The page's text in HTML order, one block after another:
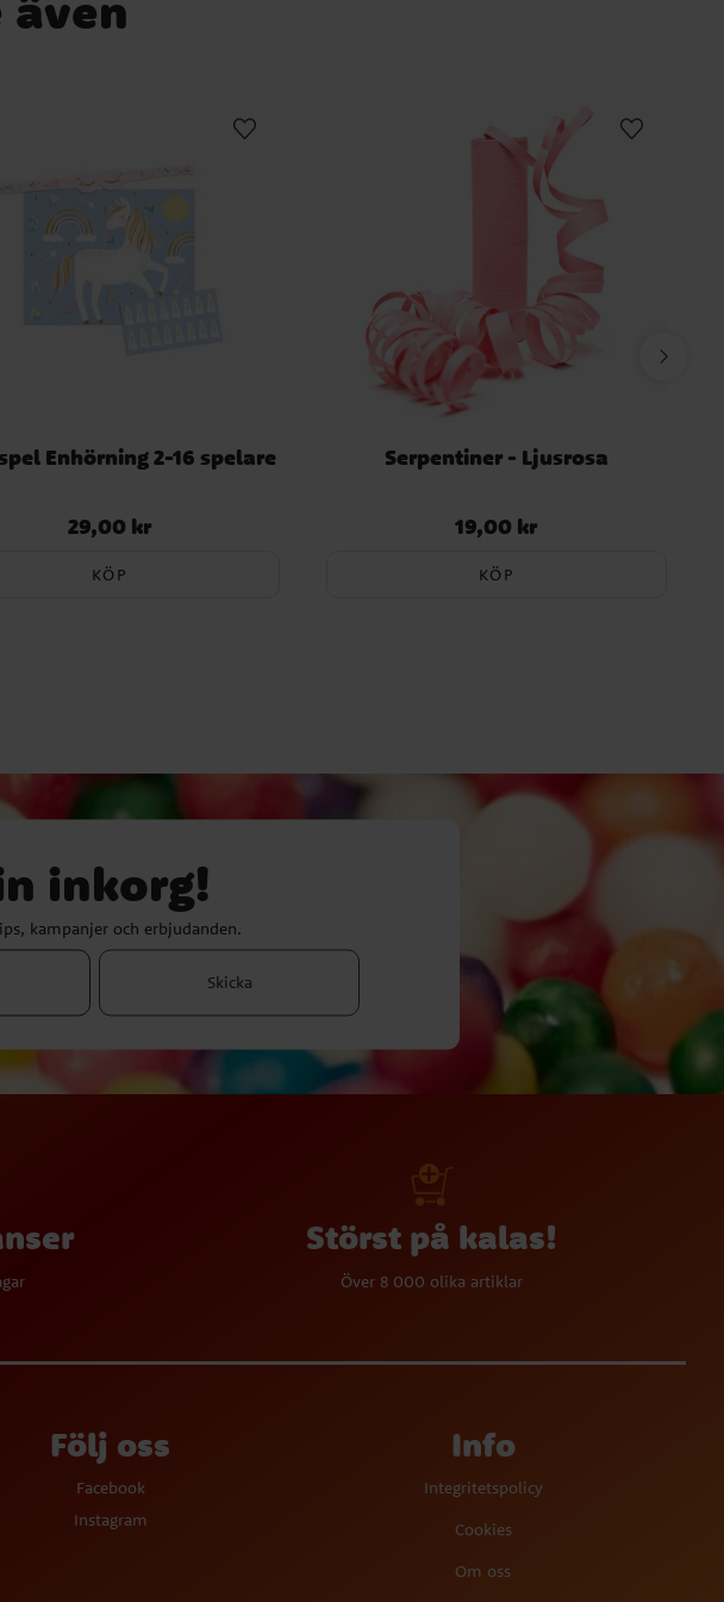
Enhörning 2-16 spelare
Pris:29,00 kr
29,00 kr
KÖP
Serpentiner - Ljusrosa
Pris:19,00 kr
19,00 kr
KÖP
inkorg!
kampanjer och erbjudanden.
Skicka
Störst på kalas!
Över 8 000 olika artiklar
Följ oss
Facebook
Instagram
Info
Integritetspolicy
Cookies
Om oss